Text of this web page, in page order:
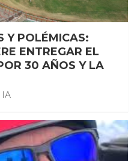
Y POLÉMICAS:
ENTREGAR EL
30 AÑOS Y LA
IA